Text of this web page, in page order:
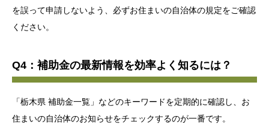
を誤って申請しないよう、必ずお住まいの自治体の規定をご確認
ください。
Q4：補助金の最新情報を効率よく知るには？
「栃木県 補助金一覧」などのキーワードを定期的に確認し、お
住まいの自治体のお知らせをチェックするのが一番です。